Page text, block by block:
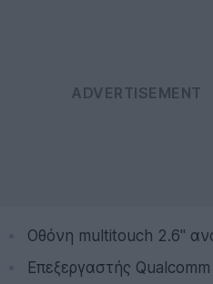
Οθόνη multitouch 2.6''
Επεξεργαστής